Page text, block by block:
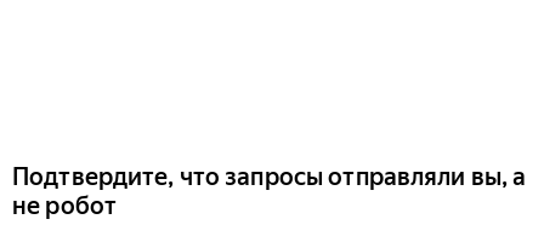
Подтвердите, что запросы отправляли вы, а
не робот